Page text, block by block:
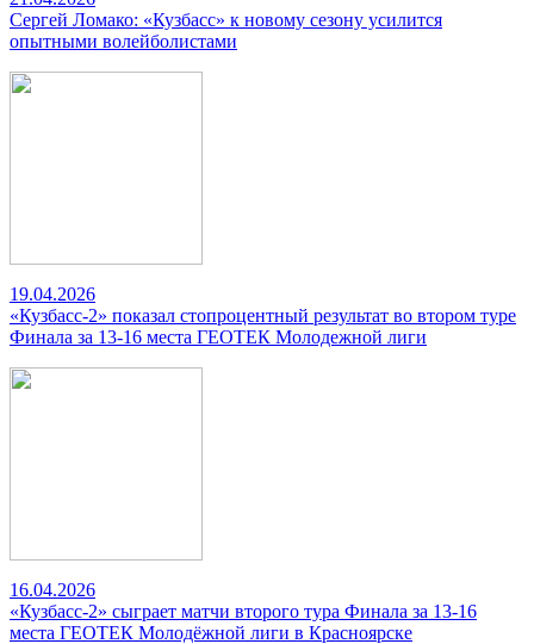
Сергей Ломако: «Кузбасс» к новому сезону усилится
опытными волейболистами
19.04.2026
«Кузбасс-2» показал стопроцентный результат во втором туре
Финала за 13-16 места ГЕОТЕК Молодежной лиги
16.04.2026
«Кузбасс-2» сыграет матчи второго тура Финала за 13-16
места ГЕОТЕК Молодёжной лиги в Красноярске